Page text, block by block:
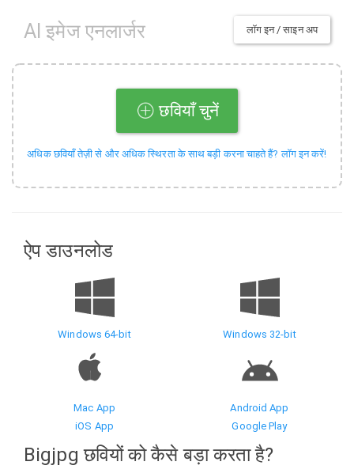
लॉग इन / साइन अप
AI इमेज एनलार्जर
छवियाँ चुनें
अधिक छवियाँ तेज़ी से और अधिक स्थिरता के साथ बड़ी करना चाहते हैं? लॉग इन करें!
ऐप डाउनलोड
Windows 64-bit Windows 32-bit
Mac App
iOS App
Android App
Google Play
Bigjpg छवियों को कैसे बड़ा करता है?